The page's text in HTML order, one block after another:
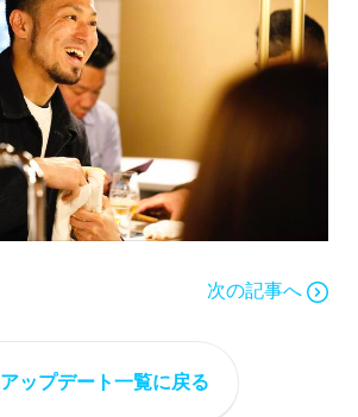
次の記事へ
アップデート一覧に戻る